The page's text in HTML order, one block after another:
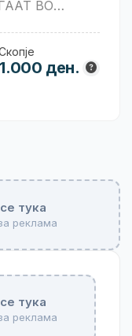
ВО
1.000 ден.
тука
реклама
тука
реклама